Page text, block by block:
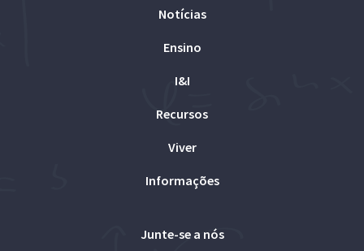
Notícias
Ensino
I&I
Recursos
Viver
Informações
Junte-se a nós